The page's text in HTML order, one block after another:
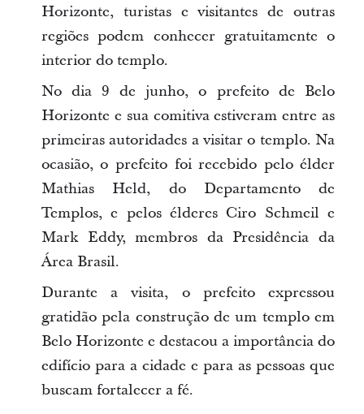
Horizonte, turistas e visitantes de outras
regiões podem conhecer gratuitamente o
interior do templo.
No dia 9 de junho, o prefeito de Belo
Horizonte e sua comitiva estiveram entre as
primeiras autoridades a visitar o templo. Na
ocasião, o prefeito foi recebido pelo élder
Mathias Held, do Departamento de
Templos, e pelos élderes Ciro Schmeil e
Mark Eddy, membros da Presidência da
Área Brasil.
Durante a visita, o prefeito expressou
gratidão pela construção de um templo em
Belo Horizonte e destacou a importância do
edifício para a cidade e para as pessoas que
buscam fortalecer a fé.